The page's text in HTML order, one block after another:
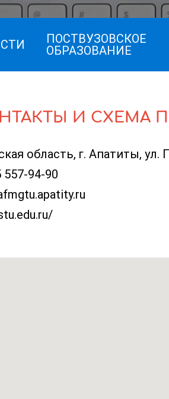
ПОСТВУЗОВСКОЕ
ОБРАЗОВАНИЕ
И СХЕМА
область, г. Апатиты,
557-94-90